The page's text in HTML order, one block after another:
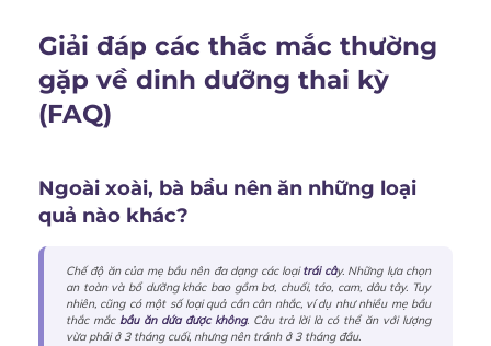
Giải đáp các thắc mắc thường
gặp về dinh dưỡng thai kỳ
(FAQ)
Ngoài xoài, bà bầu nên ăn những loại
quả nào khác?
Chế độ ăn của mẹ bầu nên đa dạng các loạitrái cây. Những lựa chọn
an toàn và bổ dưỡng khác bao gồm bơ, chuối, táo, cam, dâu tây. Tuy
nhiên, cũng có một số loại quả cần cân nhắc, ví dụ như nhiều mẹ bầu
thắc mắc bầu ăn dứa được không. Câu trả lời là có thể ăn với lượng
vừa phải ở 3 tháng cuối, nhưng nên tránh ở 3 tháng đầu.